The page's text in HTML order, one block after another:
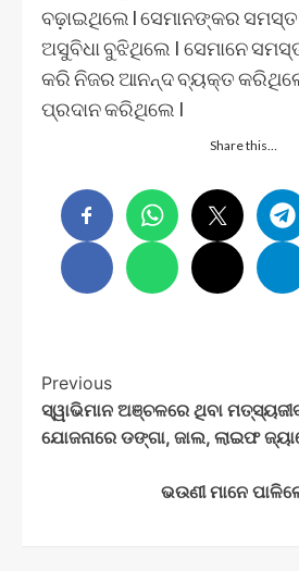
ବଢ଼ାଇଥିଲେ l ସେମାନଙ୍କର ସମସ୍ତ
ଅସୁବିଧା ବୁଝିଥିଲେ I ସେମାନେ
କରି ନିଜର ଆନନ୍ଦ ବ୍ୟକ୍ତ କରିଥିଲେ
ପ୍ରଦାନ କରିଥିଲେ I
Share this…
Post
Navigation
Previous
ସ୍ୱାଭିମାନ ଅଞ୍ଚଳରେ ଥିବା
ଯୋଜନାରେ ଡଙ୍ଗା, ଜାଲ, ଲାଇଫ
ଭଉଣୀ ମାନେ